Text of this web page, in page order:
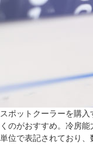
スポットクーラーを購
くのがおすすめ。冷房
単位で表記されており、